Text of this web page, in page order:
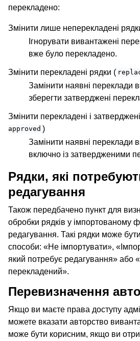
перекладено:
Змінити лише неперекладені
Ігнорувати вивантажені
вже було перекладено.
Змінити перекладені рядки (
Замінити наявні переклади
зберегти затверджені
Змінити перекладені і
approved )
Замінити наявні переклади
включно із затвердженими
Рядки, які
редагування
Також передбачено пункт для
обробки рядків у імпортованому
редагування. Такі рядки може
способи: «Не імпортувати»,
який потребує редагування» або
перекладений».
Перевизначення
Якщо ви маєте права доступу
можете вказати авторство
може бути корисним, якщо ви